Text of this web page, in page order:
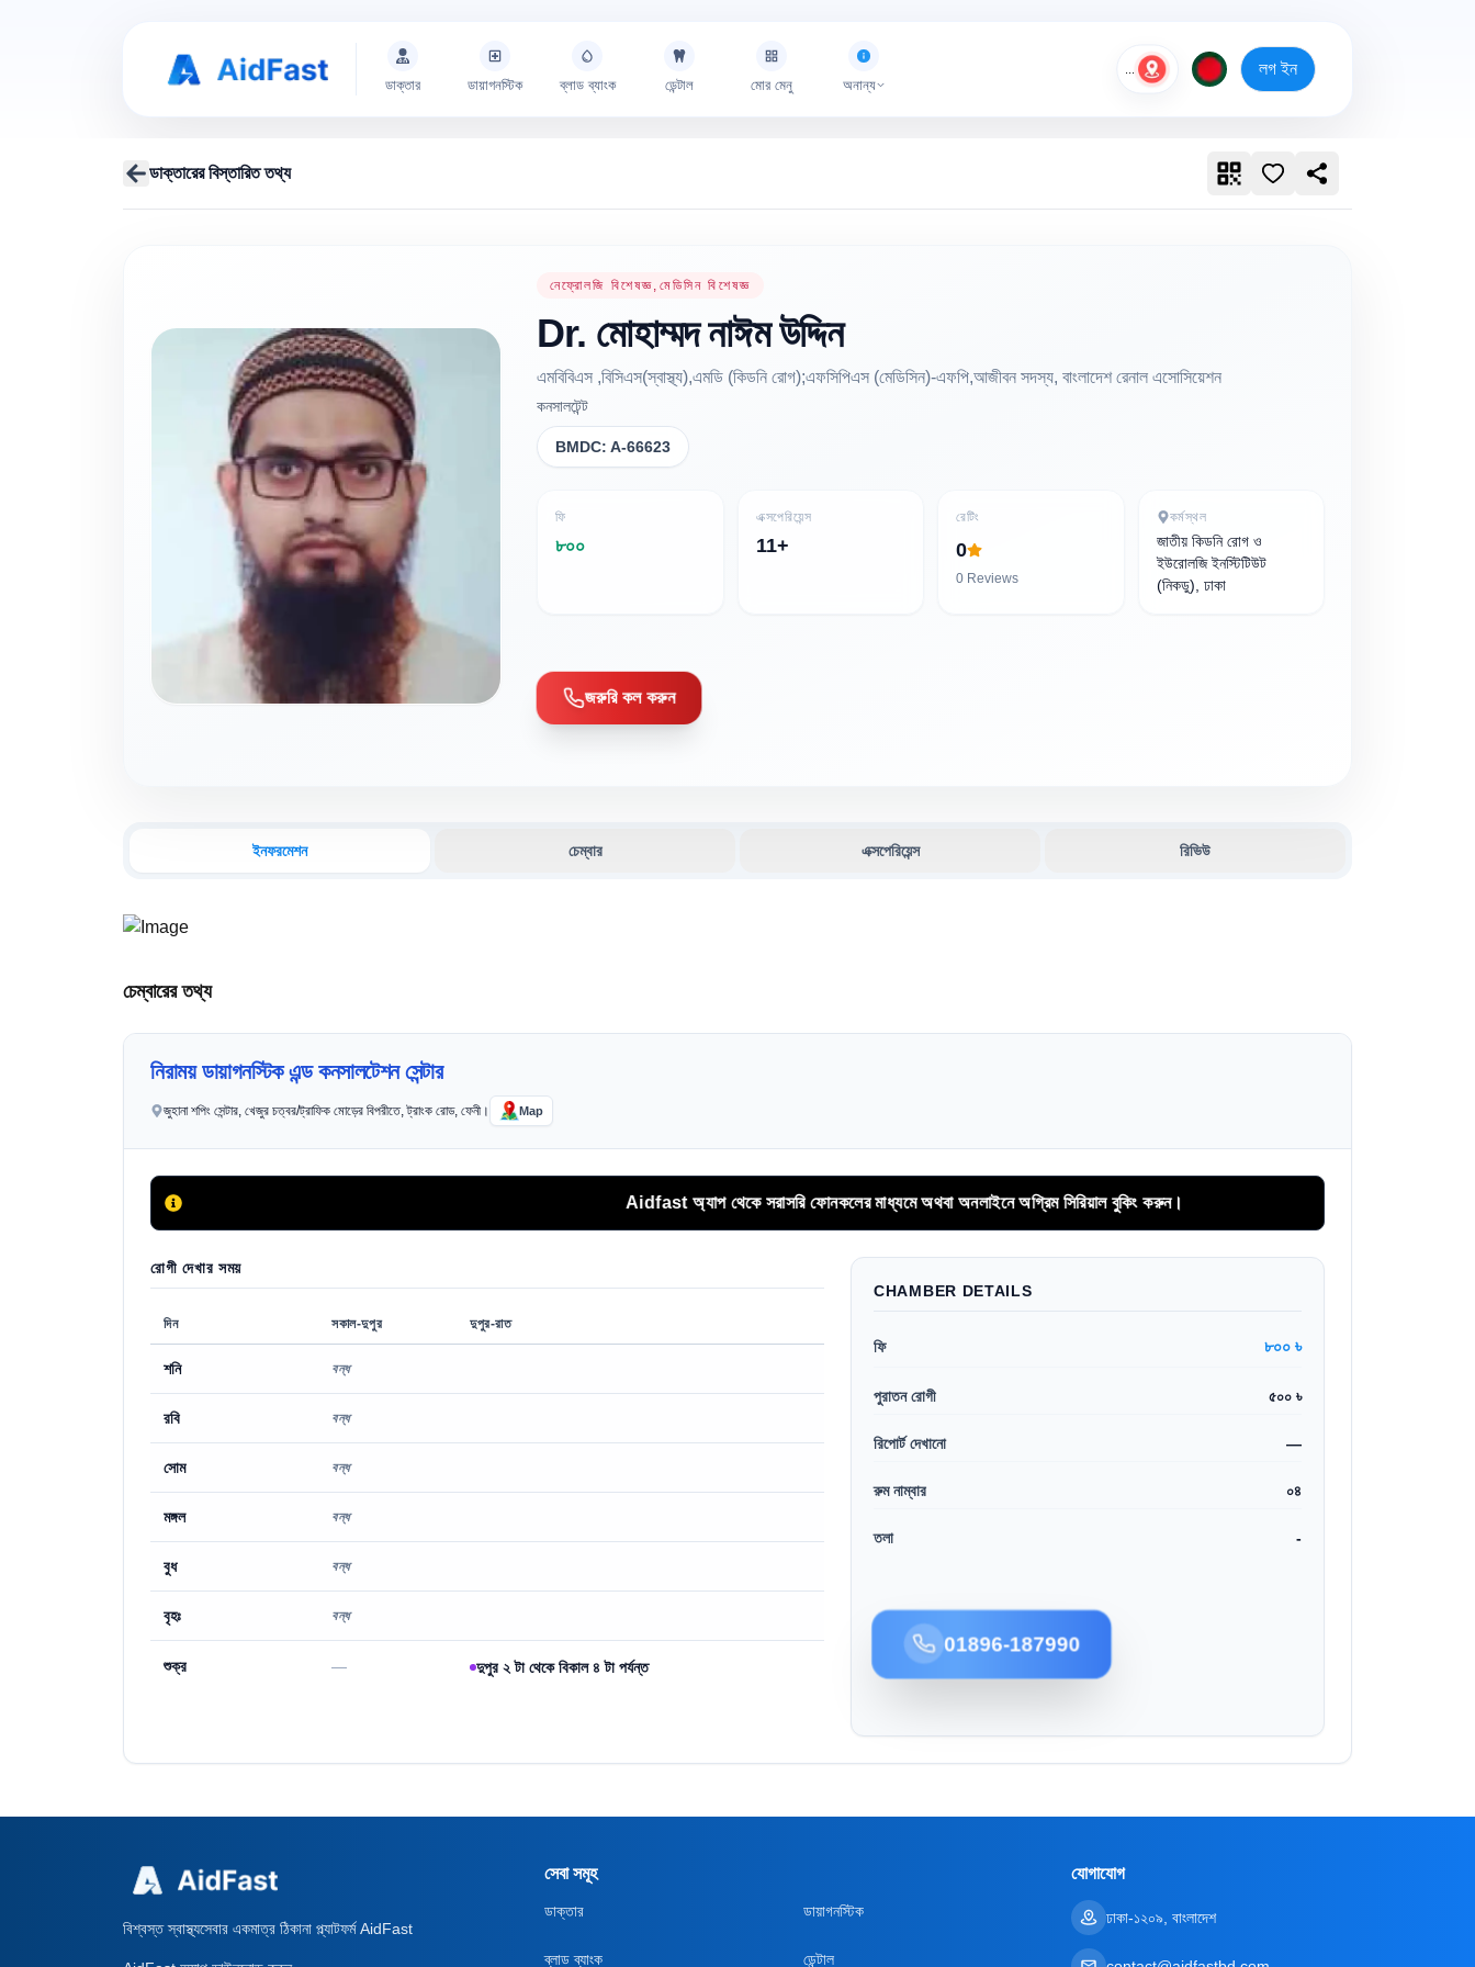
ডাক্তার ডায়াগনস্টিক ব্লাড ব্যাংক ডেন্টাল মোর মেনু অনান্য
লগ ইন
ডাক্তারের বিস্তারিত তথ্য
নেফ্রোলজি বিশেষজ্ঞ,মেডিসিন বিশেষজ্ঞ
Dr. মোহাম্মদ নাঈম উদ্দিন
এমবিবিএস ,বিসিএস(স্বাস্থ্য),এমডি (কিডনি রোগ);এফসিপিএস (মেডিসিন)-এফপি,আজীবন সদস্য, বাংলাদেশ রেনাল এসোসিয়েশন
কনসালটেন্ট
BMDC: A-66623
ফি
৮০০
এক্সপেরিয়েন্স
11+
রেটিং
0
0 Reviews
কর্মস্থল
জাতীয় কিডনি রোগ ও
ইউরোলজি ইনস্টিটিউট
(নিকডু), ঢাকা
জরুরি কল করুন
ইনফরমেশন চেম্বার এক্সপেরিয়েন্স রিভিউ
চেম্বারের তথ্য
নিরাময় ডায়াগনস্টিক এন্ড কনসালটেশন সেন্টার
জুহানা শপিং সেন্টার, খেজুর চত্বর/ট্রাফিক মোড়ের বিপরীতে, ট্রাংক রোড, ফেনী। Map
Aidfast অ্যাপ থেকে সরাসরি ফোনকলের মাধ্যমে অথবা অনলাইনে অগ্রিম সিরিয়াল বুকিং করুন।
রোগী দেখার সময়
দিন সকাল-দুপুর দুপুর-রাত
শনি বন্ধ
রবি বন্ধ
সোম বন্ধ
মঙ্গল বন্ধ
বুধ বন্ধ
বৃহঃ বন্ধ
শুক্র — দুপুর ২ টা থেকে বিকাল ৪ টা পর্যন্ত
CHAMBER DETAILS
ফি ৮০০ ৳
পুরাতন রোগী ৫০০ ৳
রিপোর্ট দেখানো —
রুম নাম্বার ০৪
তলা -
01896-187990
বিশ্বস্ত স্বাস্থ্যসেবার একমাত্র ঠিকানা প্ল্যাটফর্ম AidFast
সেবা সমূহ
ডাক্তার ডায়াগনস্টিক
ব্লাড ব্যাংক ডেন্টাল
যোগাযোগ
ঢাকা-১২০৯, বাংলাদেশ